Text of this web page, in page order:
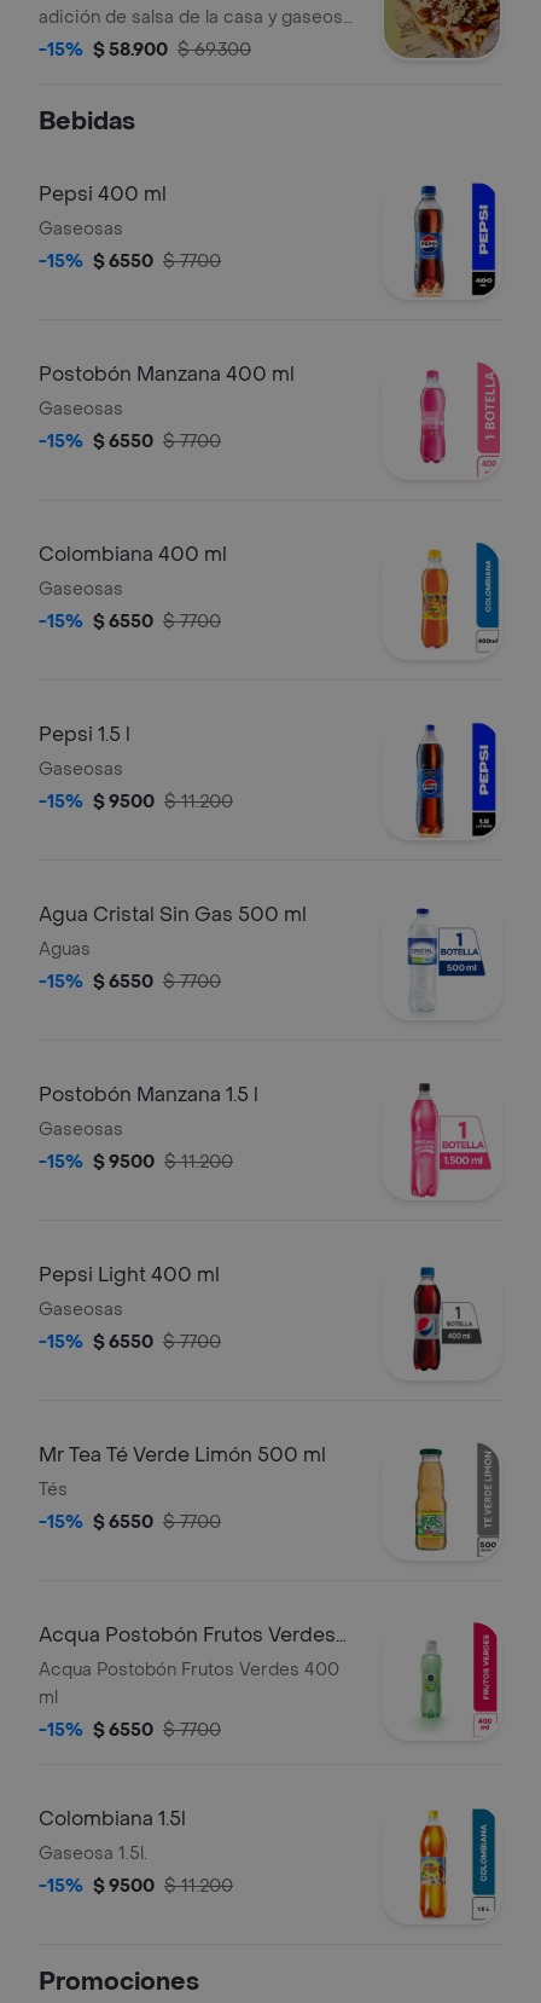
adición de salsa de la casa y gaseosa
de 1.5lt. (aproximadamente para 3
-15% $ 58.900 $ 69.300
Bebidas
Pepsi 400 ml
Gaseosas
-15% $ 6550 $ 7700
Postobón Manzana 400 ml
Gaseosas
-15% $ 6550 $ 7700
Colombiana 400 ml
Gaseosas
-15% $ 6550 $ 7700
Pepsi 1.5 l
Gaseosas
-15% $ 9500 $ 11.200
Agua Cristal Sin Gas 500 ml
Aguas
-15% $ 6550 $ 7700
Postobón Manzana 1.5 l
Gaseosas
-15% $ 9500 $ 11.200
Pepsi Light 400 ml
Gaseosas
-15% $ 6550 $ 7700
Mr Tea Té Verde Limón 500 ml
Tés
-15% $ 6550 $ 7700
Acqua Postobón Frutos Verdes
400 ml
Acqua Postobón Frutos Verdes 400
ml
-15% $ 6550 $ 7700
Colombiana 1.5l
Gaseosa 1.5l.
-15% $ 9500 $ 11.200
Promociones